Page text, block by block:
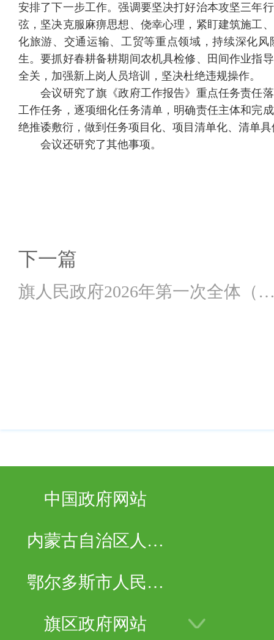
安排了下一步工作。强调要坚决打好治本攻坚三年
弦，坚决克服麻痹思想、侥幸心理，紧盯建筑施工
化旅游、交通运输、工贸等重点领域，持续深化
生。要抓好春耕备耕期间农机具检修、田间作业指
全关，加强新上岗人员培训，坚决杜绝违规操作。
会议研究了旗《政府工作报告》重点任务责任落
工作任务，逐项细化任务清单，明确责任主体和完
绝推诿敷衍，做到任务项目化、项目清单化、清单
会议还研究了其他事项。
下一篇
旗人民政府2026年第一次全体（
中国政府网站
内蒙古自治区人民
鄂尔多斯市人民政
旗区政府网站